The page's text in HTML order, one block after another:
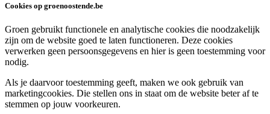
Cookies op groenoostende.be
Groen gebruikt functionele en analytische cookies die noodzakelijk
zijn om de website goed te laten functioneren. Deze cookies
verwerken geen persoonsgegevens en hier is geen toestemming voor
nodig.
Als je daarvoor toestemming geeft, maken we ook gebruik van
marketingcookies. Die stellen ons in staat om de website beter af te
stemmen op jouw voorkeuren.